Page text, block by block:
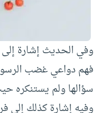
وفي الحديث إشارة
فهم دواعي غضب
سؤالها ولم يستنكره
وفيه إشارة كذلك إلى